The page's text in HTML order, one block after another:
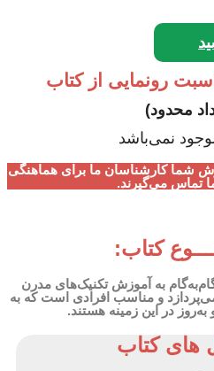
رونمایی از کتاب
محدود)
نمی‌باشد
شما کارشناسان ما برای هماهنگی
تماس می‌گیرند.
کتاب:
به آموزش تکنیک‌های مدرن
و مناسب افرادی است که به
در این زمینه هستند.
کتاب